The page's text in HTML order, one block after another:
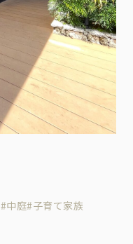
#中庭#子育て家族